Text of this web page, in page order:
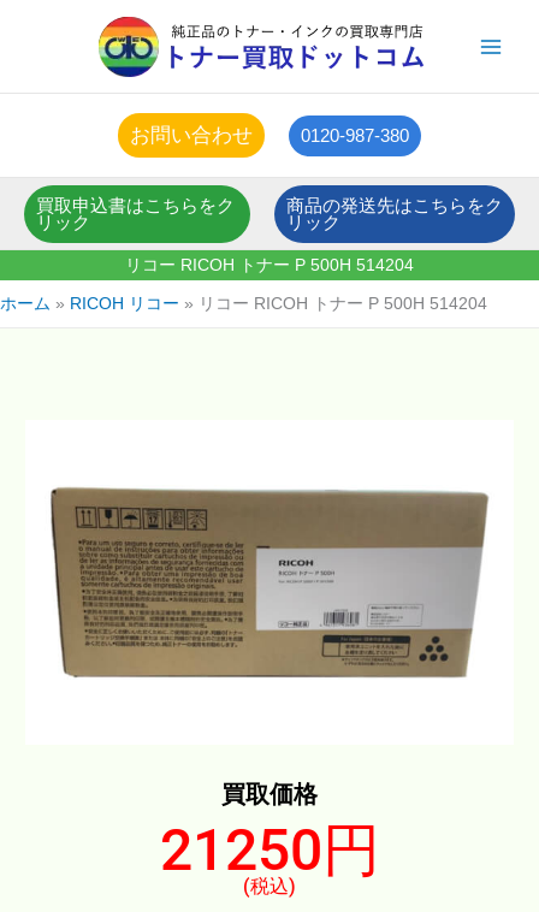
ス
お問い合わせ 0120-987-380
買取申込書はこちらをク
リック
商品の発送先はこちらをク
リック
リコー RICOH トナー P 500H 514204
ホーム RICOH リコー リコー RICOH トナー P 500H 514204
買取価格
21250円
(税込)